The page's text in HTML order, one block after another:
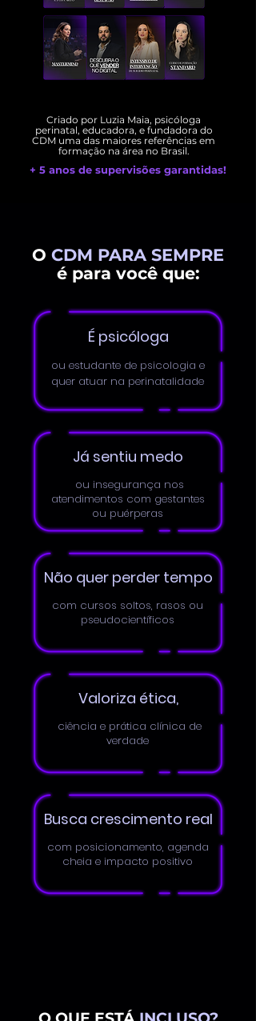
Criado por Luzia Maia, psicóloga
perinatal, educadora, e fundadora do
CDM uma das maiores referências em
formação na área no Brasil.
+ 5 anos de supervisões garantidas!
O CDM PARA SEMPRE
é para você que:
É psicóloga
ou estudante de psicologia e
quer atuar na perinatalidade
Já sentiu medo
ou insegurança nos
atendimentos com gestantes
ou puérperas
Não quer perder tempo
com cursos soltos, rasos ou
pseudocientíficos
Valoriza ética,
ciência e prática clínica de
verdade
Busca crescimento real
com posicionamento, agenda
cheia e impacto positivo